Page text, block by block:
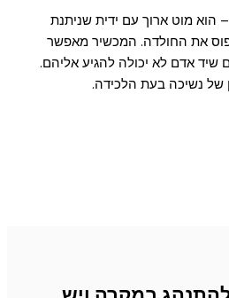
הוא מוט ארוך עם ידית שניתנת
את החולדה. המכשיר מאפשר
שיד אדם לא יכולה להגיע אליהם.
של נשיכה בעת הלכידה.